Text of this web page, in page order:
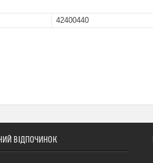
42400440
ВІДПОЧИНОК